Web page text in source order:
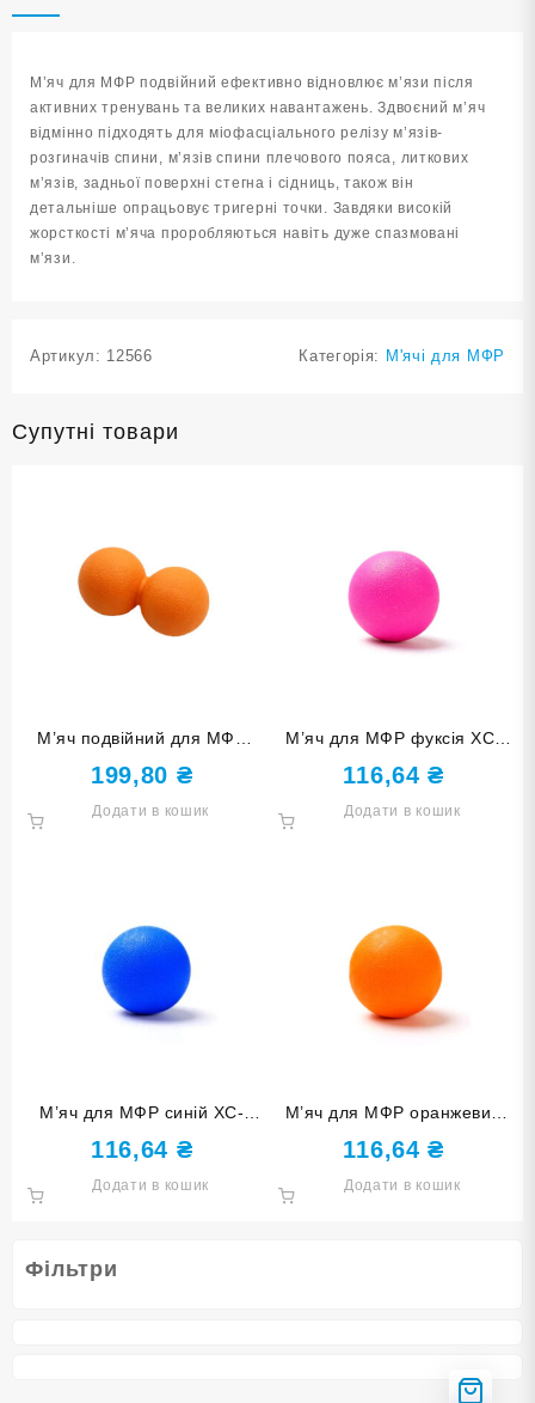
Фільтри
DQ1-
кількість
М’яч для МФР подвійний ефективно відновлює м’язи після
активних тренувань та великих навантажень. Здвоєний м’яч
відмінно підходять для міофасціального релізу м’язів-
розгиначів спини, м’язів спини плечового пояса, литкових
м’язів, задньої поверхні стегна і сідниць, також він
детальніше опрацьовує тригерні точки. Завдяки високій
жорсткості м’яча проробляються навіть дуже спазмовані
м’язи.
Артикул: 12566 Категорія: М'ячі для МФР
Супутні товари
М’яч подвійний для МФР
оранжевий XC-SQ2-Orange
199,80 ₴
Додати в кошик
М’яч для МФР фуксія XC-
DQ1-Rose red
116,64₴
Додати в кошик
М’яч для МФР синій XC-
DQ1-Blue
116,64 ₴
Додати в кошик
М’яч для МФР оранжевий
XC-DQ1-Orange
116,64₴
Додати в кошик